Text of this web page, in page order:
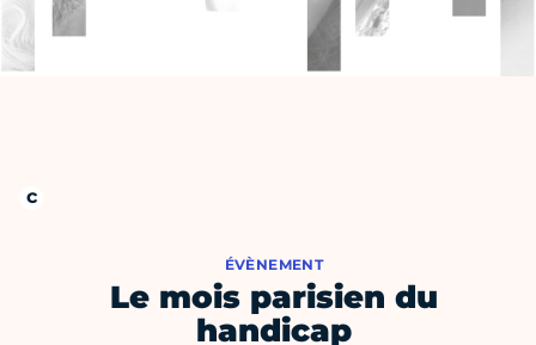
ÉVÈNEMENT
Le mois parisien du
handicap